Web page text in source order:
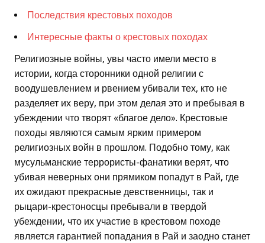
Последствия крестовых походов
Интересные факты о крестовых походах
Религиозные войны, увы часто имели место в
истории, когда сторонники одной религии с
воодушевлением и рвением убивали тех, кто не
разделяет их веру, при этом делая это и пребывая в
убеждении что творят «благое дело». Крестовые
походы являются самым ярким примером
религиозных войн в прошлом. Подобно тому, как
мусульманские террористы-фанатики верят, что
убивая неверных они прямиком попадут в Рай, где
их ожидают прекрасные девственницы, так и
рыцари-крестоносцы пребывали в твердой
убеждении, что их участие в крестовом походе
является гарантией попадания в Рай и заодно станет